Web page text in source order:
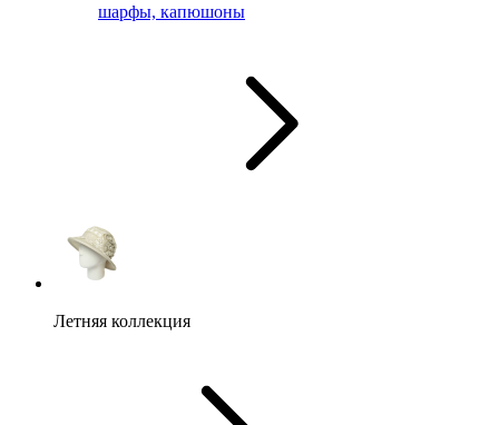
шарфы, капюшоны
Летняя коллекция